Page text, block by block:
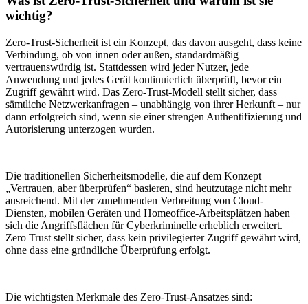
wichtig?
Zero-Trust-Sicherheit ist ein Konzept, das davon ausgeht, dass keine
Verbindung, ob von innen oder außen, standardmäßig
vertrauenswürdig ist. Stattdessen wird jeder Nutzer, jede
Anwendung und jedes Gerät kontinuierlich überprüft, bevor ein
Zugriff gewährt wird. Das Zero-Trust-Modell stellt sicher, dass
sämtliche Netzwerkanfragen – unabhängig von ihrer Herkunft – nur
dann erfolgreich sind, wenn sie einer strengen Authentifizierung und
Autorisierung unterzogen wurden.
Die traditionellen Sicherheitsmodelle, die auf dem Konzept
„Vertrauen, aber überprüfen“ basieren, sind heutzutage nicht mehr
ausreichend. Mit der zunehmenden Verbreitung von Cloud-
Diensten, mobilen Geräten und Homeoffice-Arbeitsplätzen haben
sich die Angriffsflächen für Cyberkriminelle erheblich erweitert.
Zero Trust stellt sicher, dass kein privilegierter Zugriff gewährt wird,
ohne dass eine gründliche Überprüfung erfolgt.
Die wichtigsten Merkmale des Zero-Trust-Ansatzes sind: